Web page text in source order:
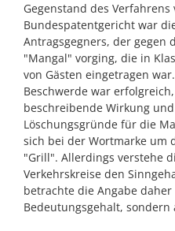
Gegenstand des Verfahrens
Bundespatentgericht war
Antragsgegners, der gegen
"Mangal" vorging, die in
von Gästen eingetragen
Beschwerde war
beschreibende Wirkung
Löschungsgründe für die
sich bei der Wortmarke um
"Grill". Allerdings verstehe
Verkehrskreise den
betrachte die Angabe
Bedeutungsgehalt, sondern